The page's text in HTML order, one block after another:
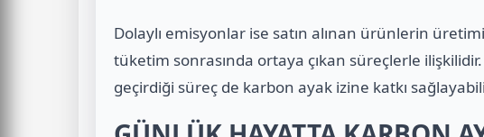
Dolaylı emisyonlar ise satın alınan ürünlerin
tüketim sonrasında ortaya çıkan süreçlerle
geçirdiği süreç de karbon ayak izine katkı